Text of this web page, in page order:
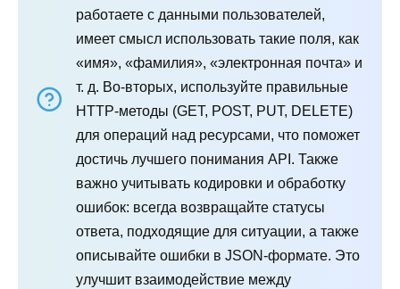
работаете с данными пользователей,
имеет смысл использовать такие поля, как
«имя», «фамилия», «электронная почта» и
т. д. Во-вторых, используйте правильные
HTTP-методы (GET, POST, PUT, DELETE)
для операций над ресурсами, что поможет
достичь лучшего понимания API. Также
важно учитывать кодировки и обработку
ошибок: всегда возвращайте статусы
ответа, подходящие для ситуации, а также
описывайте ошибки в JSON-формате. Это
улучшит взаимодействие между